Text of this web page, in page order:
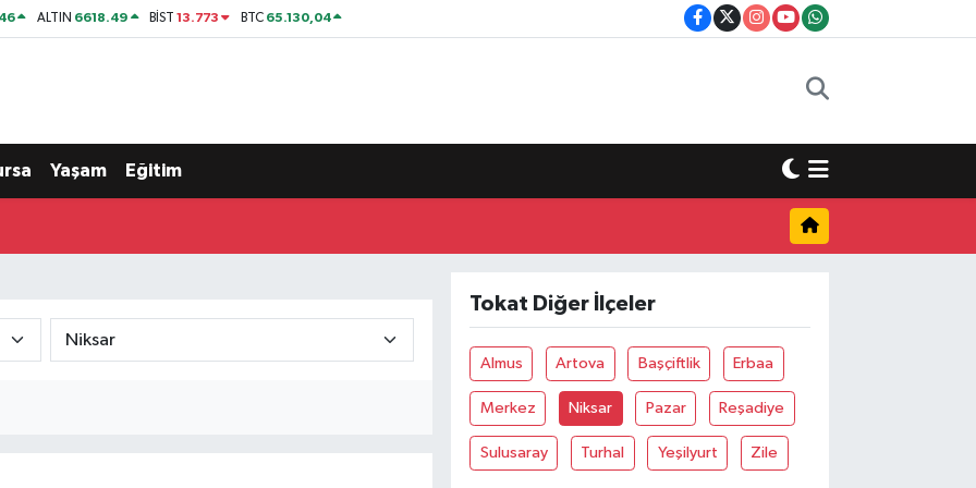
ALTIN 6618.49 BİST13.773 BTC 65.130,04
Yaşam Eğitim
Tokat Diğer İlçeler
Almus Artova Başçiftlik Erbaa
Merkez Niksar Pazar Reşadiye
Sulusaray Turhal Yeşilyurt Zile